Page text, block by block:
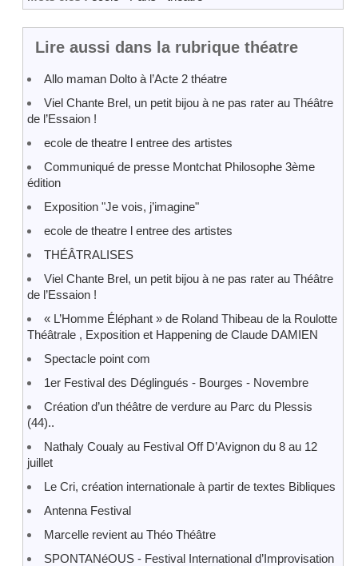
Lire aussi dans la rubrique théatre
Allo maman Dolto à l’Acte 2 théatre
Viel Chante Brel, un petit bijou à ne pas rater au Théâtre
de l’Essaion !
ecole de theatre l entree des artistes
Communiqué de presse Montchat Philosophe 3ème
édition
Exposition "Je vois, j’imagine"
ecole de theatre l entree des artistes
THÉÂTRALISES
Viel Chante Brel, un petit bijou à ne pas rater au Théâtre
de l’Essaion !
« L’Homme Éléphant » de Roland Thibeau de la Roulotte
Théâtrale , Exposition et Happening de Claude DAMIEN
Spectacle point com
1er Festival des Déglingués - Bourges - Novembre
Création d’un théâtre de verdure au Parc du Plessis
(44)..
Nathaly Coualy au Festival Off D’Avignon du 8 au 12
juillet
Le Cri, création internationale à partir de textes Bibliques
Antenna Festival
Marcelle revient au Théo Théâtre
SPONTANéOUS - Festival International d’Improvisation